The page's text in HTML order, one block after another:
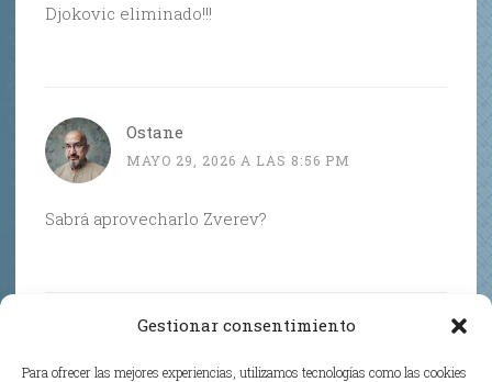
Gestionar consentimiento
Para ofrecer las mejores experiencias, utilizamos tecnologías como las cookies
Djokovic eliminado!!!
Ostane
MAYO 29, 2026 A LAS 8:56 PM
Sabrá aprovecharlo Zverev?
Ostane
MAYO 29, 2026 A LAS 8:56 PM